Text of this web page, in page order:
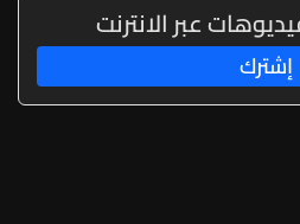
عبر الانترنت
إشترك